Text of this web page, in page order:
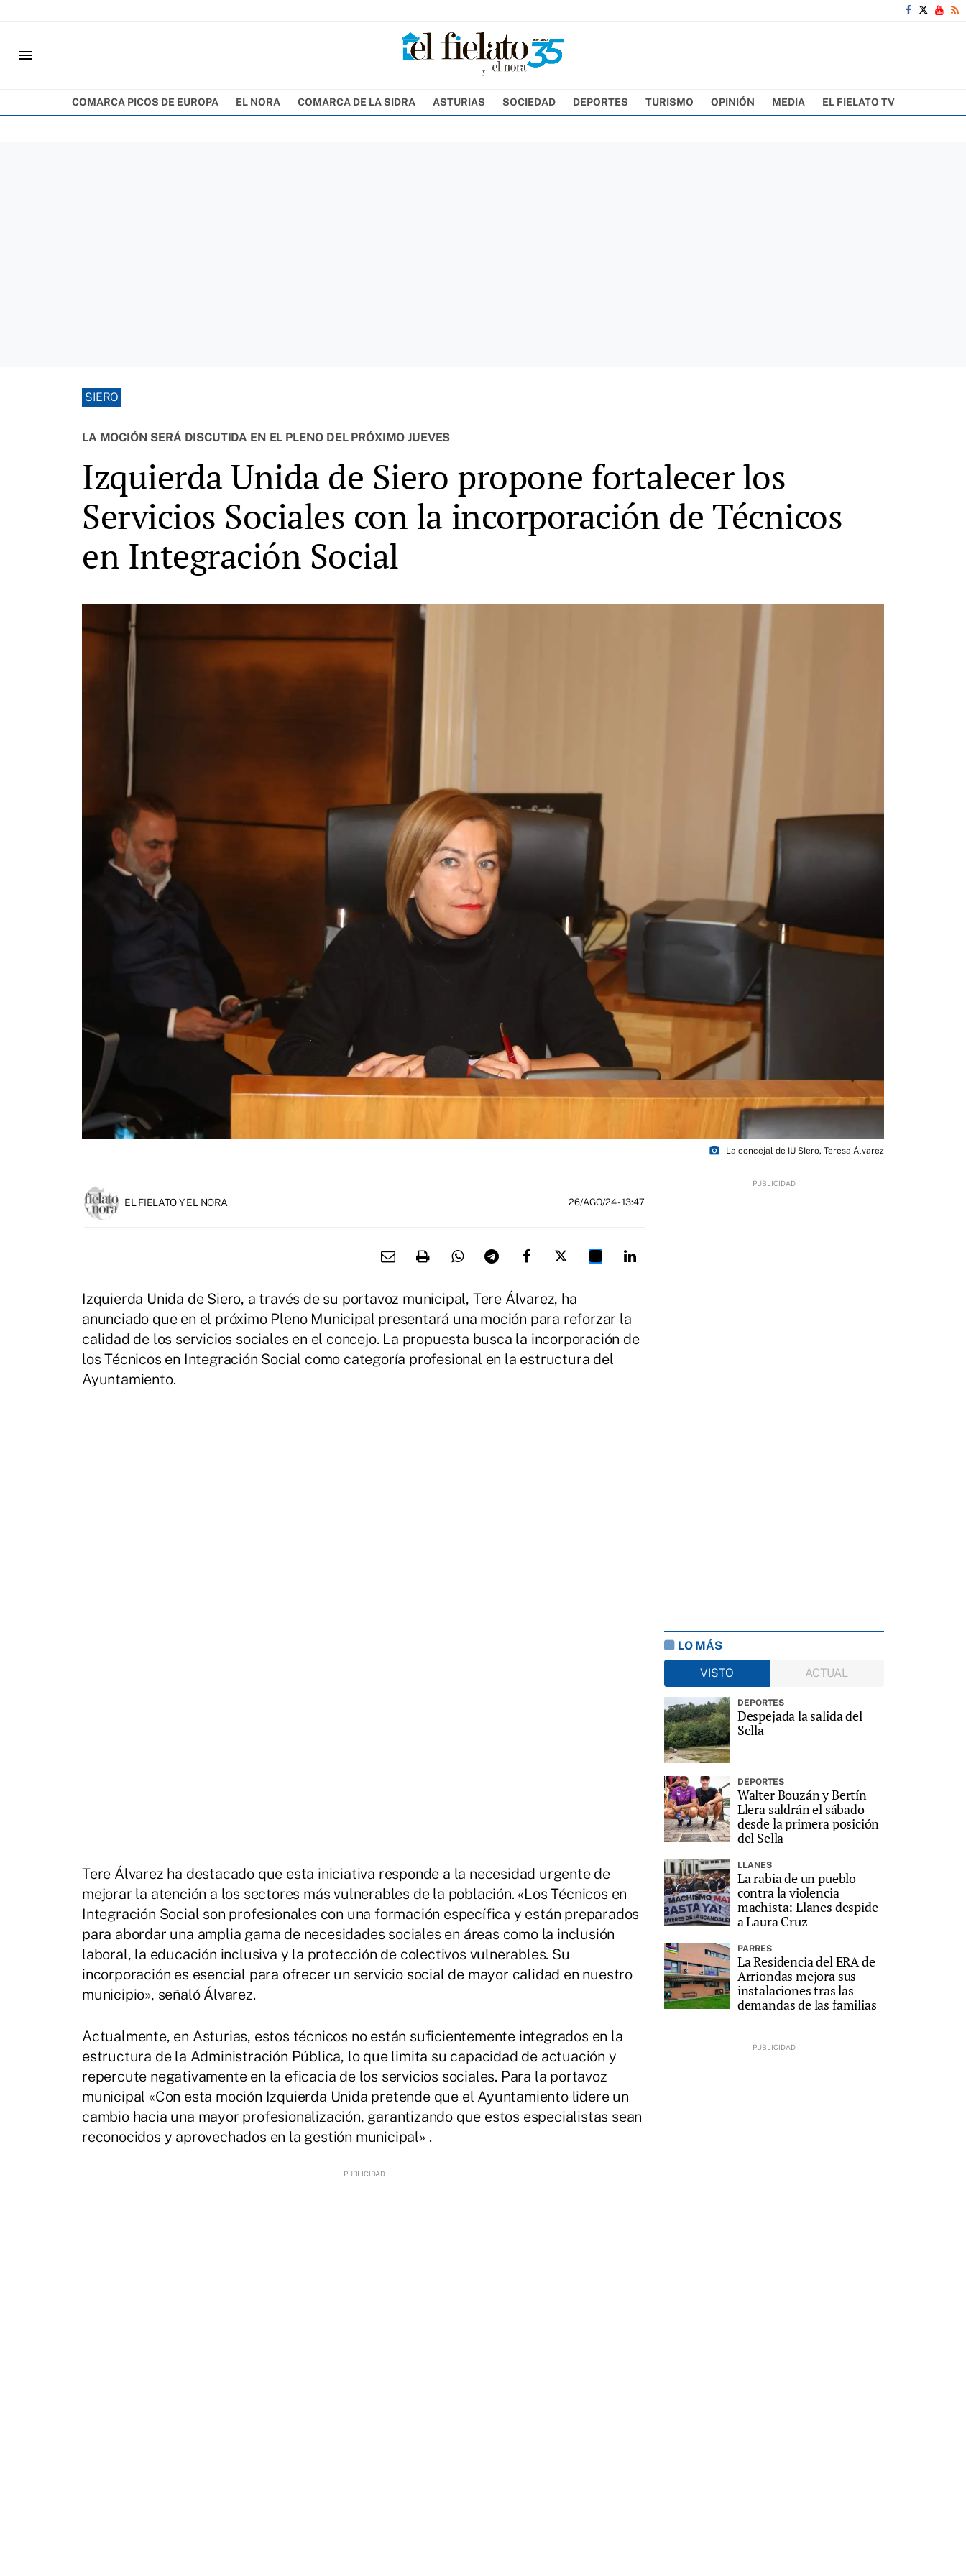
menu
COMARCA PICOS DE EUROPA EL NORA COMARCA DE LA SIDRA ASTURIAS SOCIEDAD DEPORTES TURISMO OPINIÓN MEDIA EL FIELATO TV
SIERO
LA MOCIÓN SERÁ DISCUTIDA EN EL PLENO DEL PRÓXIMO JUEVES
Izquierda Unida de Siero propone fortalecer los
Servicios Sociales con la incorporación de Técnicos
en Integración Social
photo_camera La concejal de IU SIero, Teresa Álvarez
EL FIELATO Y EL NORA 26/AGO/24- 13:47
Izquierda Unida de Siero, a través de su portavoz municipal, Tere Álvarez, ha
anunciado que en el próximo Pleno Municipal presentará una moción para reforzar la
calidad de los servicios sociales en el concejo. La propuesta busca la incorporación de
los Técnicos en Integración Social como categoría profesional en la estructura del
Ayuntamiento.
Tere Álvarez ha destacado que esta iniciativa responde a la necesidad urgente de
mejorar la atención a los sectores más vulnerables de la población. «Los Técnicos en
Integración Social son profesionales con una formación específica y están preparados
para abordar una amplia gama de necesidades sociales en áreas como la inclusión
laboral, la educación inclusiva y la protección de colectivos vulnerables. Su
incorporación es esencial para ofrecer un servicio social de mayor calidad en nuestro
municipio», señaló Álvarez.
Actualmente, en Asturias, estos técnicos no están suficientemente integrados en la
estructura de la Administración Pública, lo que limita su capacidad de actuación y
repercute negativamente en la eficacia de los servicios sociales. Para la portavoz
municipal «Con esta moción Izquierda Unida pretende que el Ayuntamiento lidere un
cambio hacia una mayor profesionalización, garantizando que estos especialistas sean
reconocidos y aprovechados en la gestión municipal» .
LO MÁS
VISTO
ACTUAL
DEPORTES
Despejada la salida del
Sella
DEPORTES
Walter Bouzán y Bertín
Llera saldrán el sábado
desde la primera posición
del Sella
LLANES
La rabia de un pueblo
contra la violencia
machista: Llanes despide
a Laura Cruz
PARRES
La Residencia del ERA de
Arriondas mejora sus
instalaciones tras las
demandas de las familias